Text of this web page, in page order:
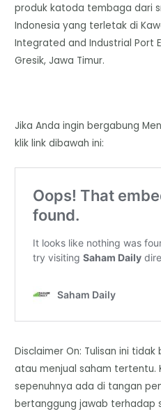
produk katoda tembaga dari
Indonesia yang terletak di
Integrated and Industrial Port
Gresik, Jawa Timur.
Jika Anda ingin bergabung
klik link dibawah ini:
Disclaimer On: Tulisan ini
atau menjual saham tertentu.
sepenuhnya ada di tangan
bertanggung jawab terhadap